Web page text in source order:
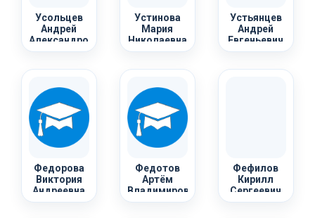
Усольцев
Андрей
Александрович
Устинова
Мария
Николаевна
Устьянцев
Андрей
Евгеньевич
Федорова
Виктория
Андреевна
Федотов
Артём
Владимирович
Фефилов
Кирилл
Сергеевич